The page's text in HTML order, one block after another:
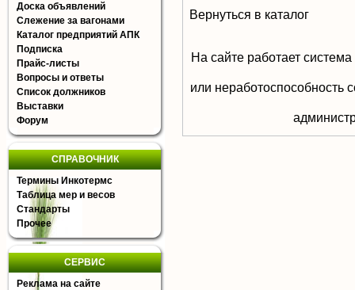
Доска объявлений
Слежение за вагонами
Каталог предприятий АПК
Подписка
Прайс-листы
Вопросы и ответы
Список должников
Выставки
Форум
СПРАВОЧНИК
Термины Инкотермс
Таблица мер и весов
Стандарты
Прочее
СЕРВИС
Реклама на сайте
Вернуться в каталог
На сайте работает
или неработоспособность